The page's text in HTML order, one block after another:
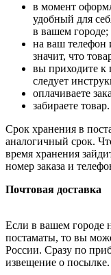
в момент
удобный для
в вашем городе;
на ваш телефон
значит, что
вы приходите к
следует
оплачиваете
забираете товар.
Срок хранения в
аналогичный срок.
время хранения
номер заказа и
Почтовая доставка
Если в вашем городе
постаматы, то вы
России. Сразу по
извещение о посылке.